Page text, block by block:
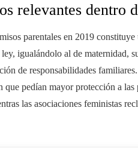
relevantes dentro
parentales en 2019
igualándolo al de maternidad,
de responsabilidades
pedían mayor protección a las
las asociaciones feministas